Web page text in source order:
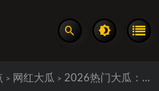
> 网红大瓜 > 2026热门大瓜：抖音热瓜任县金环市场老板娘事件，直播卖衣途中画风突变直播XX 真实事件汇总